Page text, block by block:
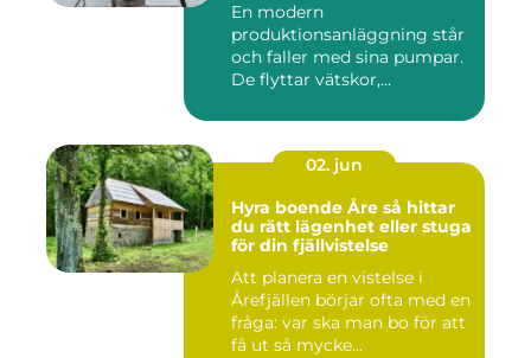
En modern
produktionsanläggning står
och faller med sina pumpar.
De flyttar vätskor,...
02. jun
Hyra boende Åre så hittar
du rätt lägenhet eller stuga
för din fjällvistelse
Att planera en vistelse i
Årefjällen börjar ofta med en
fråga: var ska man bo för att
få ut så mycke...